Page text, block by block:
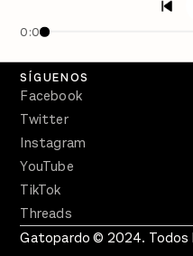
0:00
Crecer en Distopía
SÍGUENOS
Facebook
Twitter
Instagram
YouTube
TikTok
Threads
Gatopardo © 2024. Todos